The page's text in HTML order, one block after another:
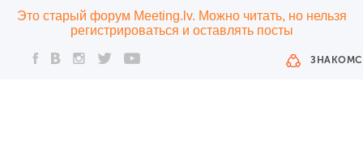
Это старый форум Meeting.lv. Можно читать, но нельзя
регистрироваться и оставлять посты